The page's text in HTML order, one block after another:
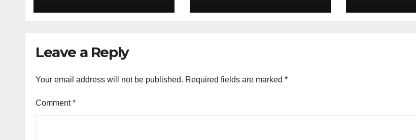
Leave a Reply
Your email address will not be published. Required fields are marked *
Comment*